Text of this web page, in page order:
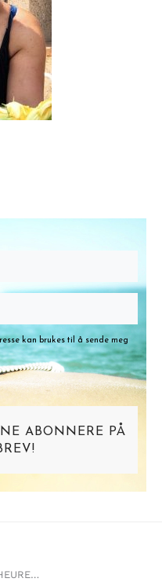
kan brukes til å sende meg
ABONNERE PÅ